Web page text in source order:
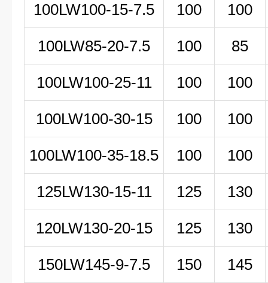
100LW100-15-7.5 100 100
100LW85-20-7.5 100 85
100LW100-25-11 100 100
100LW100-30-15 100 100
100LW100-35-18.5 100 100
125LW130-15-11 125 130
120LW130-20-15 125 130
150LW145-9-7.5 150 145